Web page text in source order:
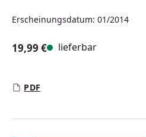
Erscheinungsdatum: 01/2014
19,99 € lieferbar
PDF